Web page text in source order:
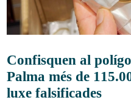
Confisquen al
Palma més de
luxe falsificades